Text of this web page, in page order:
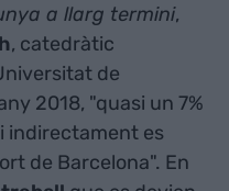
a llarg termini,
, catedràtic
de
2018, "quasi un 7%
indirectament es
de Barcelona". En